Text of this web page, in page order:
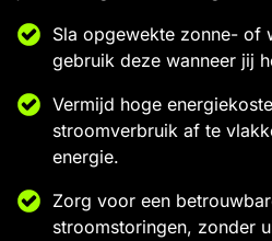
Sla opgewekte zonne- of
gebruik deze wanneer jij
Vermijd hoge
stroomverbruik af te
energie.
Zorg voor een
stroomstoringen, zonder